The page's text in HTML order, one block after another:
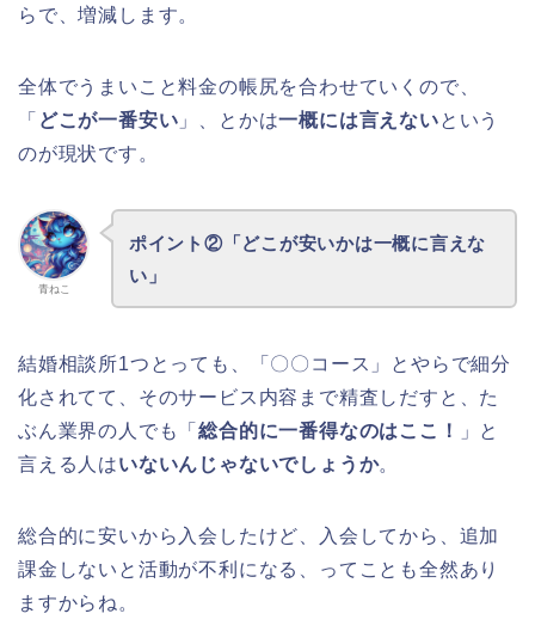
らで、増減します。
全体でうまいこと料金の帳尻を合わせていくので、
「 どこが一番安い 」、とかは一概には言えないという
のが現状です。
青ねこ
ポイント②「どこが安いかは一概に言えな
い」
結婚相談所1つとっても、「〇〇コース」とやらで細分
化されてて、そのサービス内容まで精査しだすと、た
ぶん業界の人でも「総合的に一番得なのはここ！
」と
言える人はいないんじゃないでしょうか。
総合的に安いから入会したけど、入会してから、追加
課金しないと活動が不利になる、ってことも全然あり
ますからね。